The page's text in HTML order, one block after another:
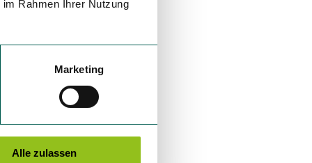
Rahmen Ihrer Nutzung
Marketing
Alle zulassen
von